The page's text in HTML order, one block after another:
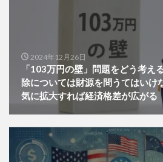
2024年12月26日
「103万円の壁」問題をどう
除については財源を問うてはい
気に拡大すれば経済格差が広がる